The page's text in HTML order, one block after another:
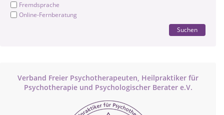
Fremdsprache
Online-Fernberatung
Suchen
Verband Freier Psychotherapeuten, Heilpraktiker für
Psychotherapie und Psychologischer Berater e.V.